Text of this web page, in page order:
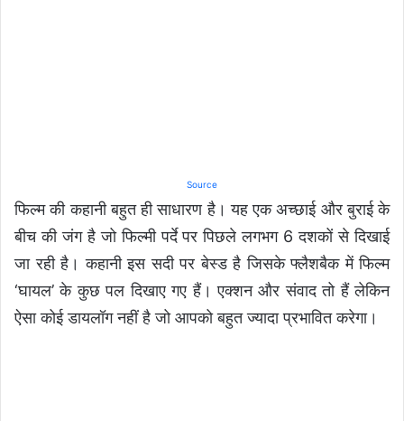
Source
फिल्म की कहानी बहुत ही साधारण है। यह एक अच्छाई और बुराई के
बीच की जंग है जो फिल्मी पर्दे पर पिछले लगभग 6 दशकों से दिखाई
जा रही है। कहानी इस सदी पर बेस्ड है जिसके फ्लैशबैक में फिल्म
‘घायल’ के कुछ पल दिखाए गए हैं। एक्शन और संवाद तो हैं लेकिन
ऐसा कोई डायलॉग नहीं है जो आपको बहुत ज्यादा प्रभावित करेगा।